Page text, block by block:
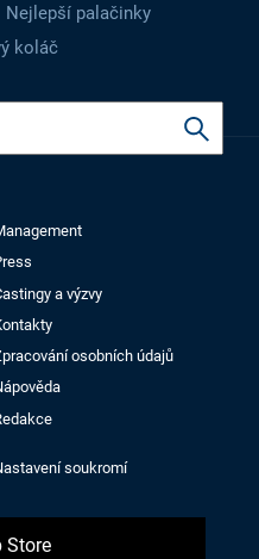
Nejlepší palačinky
koláč
a výzvy
osobních údajů
soukromí
Store